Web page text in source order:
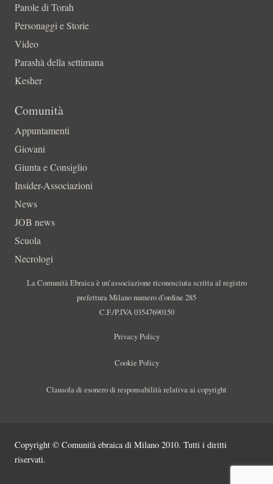
Parole di Torah
Personaggi e Storie
Video
Parashà della settimana
Kesher
Comunità
Appuntamenti
Giovani
Giunta e Consiglio
Insider-Associazioni
News
JOB news
Scuola
Necrologi
La Comunità Ebraica è un’associazione riconosciuta scritta al registro
prefettura Milano numero d’ordine 285
C.F./P.IVA 03547690150
Privacy Policy
Cookie Policy
Clausola di esonero di responsabilità relativa ai copyright
Copyright © Comunità ebraica di Milano 2010. Tutti i diritti
riservati.